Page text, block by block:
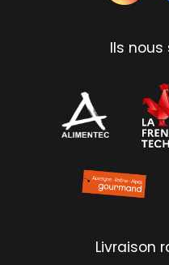
Ils
Livraison